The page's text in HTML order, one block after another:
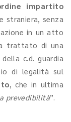
impartito
straniera, senza
in un atto
trattato di una
c.d. guardia
di legalità sul
, che in ultima
prevedibilità”.